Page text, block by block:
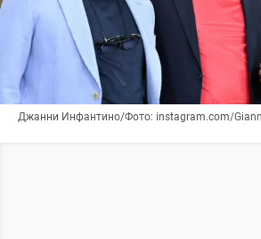
Джанни Инфантино/Фото: instagram.com/